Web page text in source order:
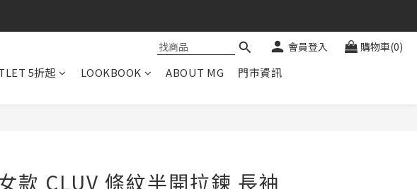
會員登入 購物車(0)
5折起 LOOKBOOK ABOUT MG 門市資訊
款 CLUV 條紋半開拉鍊 長袖